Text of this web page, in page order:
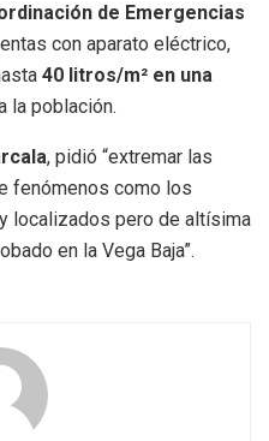
de Emergencias
con aparato eléctrico,
40 litros/m² en una
la población.
, pidió “extremar las
fenómenos como los
localizados pero de altísima
en la Vega Baja”.